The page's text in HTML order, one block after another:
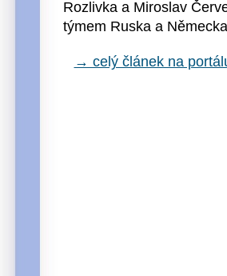
Rozlivka a Miroslav
týmem Ruska a
→ celý článek na